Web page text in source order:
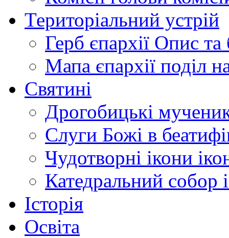
Територіальний устрій
Герб єпархії Опис та
Мапа єпархії поділ
Святині
Дрогобицькі
Слуги Божі в
Чудотворні ікони
Катедральний собор
Історія
Освіта